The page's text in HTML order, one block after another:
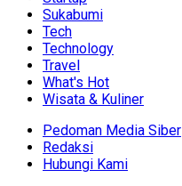
Sukabumi
Tech
Technology
Travel
What's Hot
Wisata & Kuliner
Pedoman Media Siber
Redaksi
Hubungi Kami